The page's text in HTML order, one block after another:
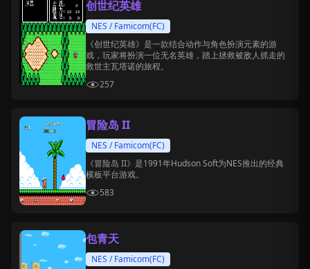
创世纪英雄
NES / Famicom(FC)
《创世纪英雄》是一款结合动作与角色扮演元素的游
戏，玩家将扮演一位无名英雄，踏上拯救被敌人抓走的
救世主瓦塔诺的旅程。
257
冒险岛 II
NES / Famicom(FC)
《冒险岛 II》是1991年Hudson Soft为NES推出的经典
横板平台游戏。
583
包青天
NES / Famicom(FC)